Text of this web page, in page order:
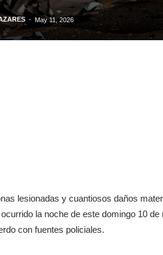
- May 11, 2026
lesionadas y cuantiosos daños
la noche de este domingo 10
con fuentes policiales.